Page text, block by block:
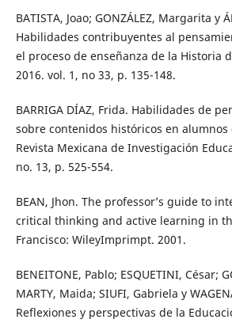
BATISTA, Joao; GONZÁLEZ, Margarita y
Habilidades contribuyentes al
el proceso de enseñanza de la Historia
2016. vol. 1, no 33, p. 135-148.
BARRIGA DÍAZ, Frida. Habilidades de
sobre contenidos históricos en alumnos
Revista Mexicana de Investigación
no. 13, p. 525-554.
BEAN, Jhon. The professor’s guide to
critical thinking and active learning in
Francisco: WileyImprimpt. 2001.
BENEITONE, Pablo; ESQUETINI, César;
MARTY, Maida; SIUFI, Gabriela y
Reflexiones y perspectivas de la